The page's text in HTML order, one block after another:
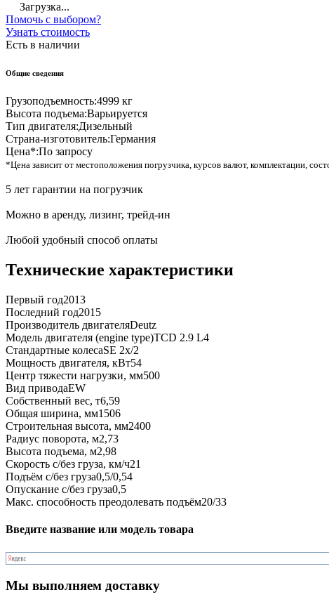
Загрузка...
Помочь с выбором?
Узнать стоимость
Есть в наличии
Общие сведения
Грузоподъемность:4999 кг
Высота подъема:Варьируется
Тип двигателя:Дизельный
Страна-изготовитель:Германия
Цена*:По запросу
*Цена зависит от местоположения погрузчика, курсов валют, комплектации,
5 лет гарантии на погрузчик
Можно в аренду, лизинг, трейд-ин
Любой удобный способ оплаты
Технические характеристики
Первый год2013
Последний год2015
Производитель двигателяDeutz
Модель двигателя (engine type)TCD 2.9 L4
Стандартные колесаSE 2x/2
Мощность двигателя, кВт54
Центр тяжести нагрузки, мм500
Вид приводаEW
Собственный вес, т6,59
Общая ширина, мм1506
Строительная высота, мм2400
Радиус поворота, м2,73
Высота подъема, м2,98
Скорость с/без груза, км/ч21
Подъём с/без груза0,5/0,54
Опускание с/без груза0,5
Макс. способность преодолевать подъём20/33
Введите название или модель товара
Мы выполняем доставку